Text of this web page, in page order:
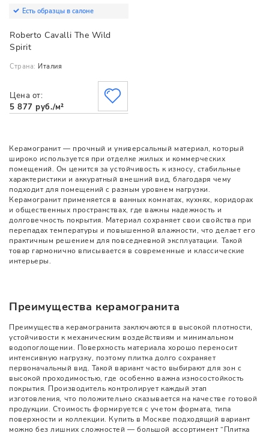
Есть образцы в салоне
Roberto Cavalli The Wild
Spirit
Страна: Италия
Цена от:
5 877 руб./м²
Керамогранит — прочный и универсальный материал, который
широко используется при отделке жилых и коммерческих
помещений. Он ценится за устойчивость к износу, стабильные
характеристики и аккуратный внешний вид, благодаря чему
подходит для помещений с разным уровнем нагрузки.
Керамогранит применяется в ванных комнатах, кухнях, коридорах
и общественных пространствах, где важны надежность и
долговечность покрытия. Материал сохраняет свои свойства при
перепадах температуры и повышенной влажности, что делает его
практичным решением для повседневной эксплуатации. Такой
товар гармонично вписывается в современные и классические
интерьеры.
Преимущества керамогранита
Преимущества керамогранита заключаются в высокой плотности,
устойчивости к механическим воздействиям и минимальном
водопоглощении. Поверхность материала хорошо переносит
интенсивную нагрузку, поэтому плитка долго сохраняет
первоначальный вид. Такой вариант часто выбирают для зон с
высокой проходимостью, где особенно важна износостойкость
покрытия. Производитель контролирует каждый этап
изготовления, что положительно сказывается на качестве готовой
продукции. Стоимость формируется с учетом формата, типа
поверхности и коллекции. Купить в Москве подходящий вариант
можно без лишних сложностей — большой ассортимент “Плитка